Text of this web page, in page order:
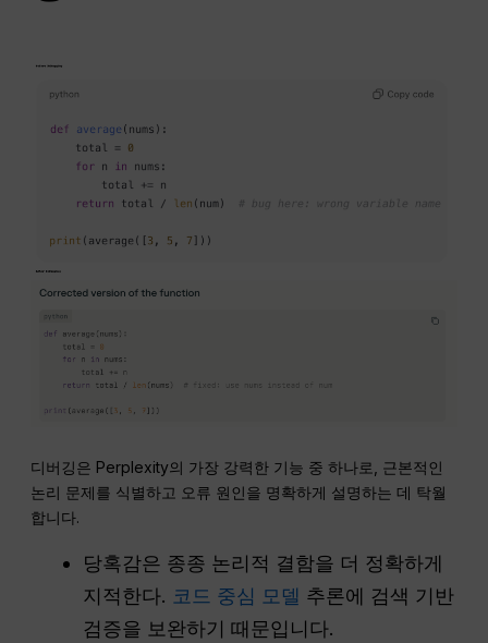
디버깅은 Perplexity의 가장 강력한 기능 중 하나로, 근본적인
논리 문제를 식별하고 오류 원인을 명확하게 설명하는 데 탁월
합니다.
당혹감은 종종 논리적 결함을 더 정확하게
지적한다. 코드 중심 모델 추론에 검색 기반
검증을 보완하기 때문입니다.